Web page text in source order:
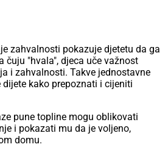
zahvalnosti pokazuje djetetu da ga
čuju "hvala", djeca uče važnost
i zahvalnosti. Takve jednostavne
kako prepoznati i cijeniti
pune topline mogu oblikovati
i pokazati mu da je voljeno,
domu.